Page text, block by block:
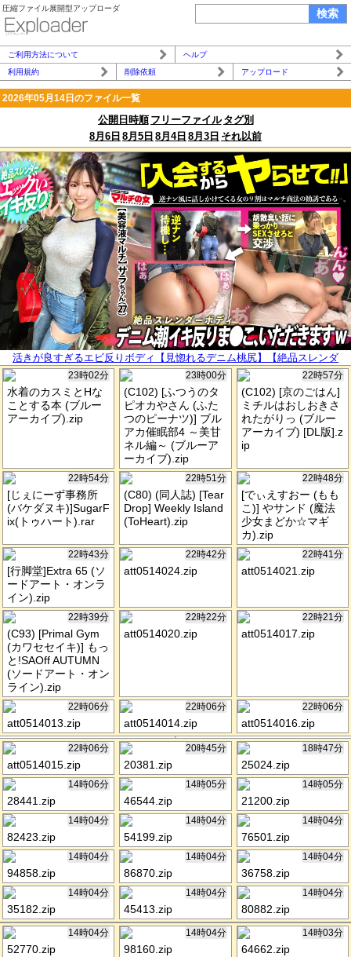
圧縮ファイル展開型アップローダ
ご利用方法について
ヘルプ
利用規約
削除依頼 アップロード
2026年05月14日のファイル一覧
公開日時順 フリーファイル タグ別
8月6日 8月5日 8月4日 8月3日 それ以前
活きが良すぎるエビ反りボディ【見惚れるデニム桃尻】【絶品スレンダ
ー】カワイイ笑顔と際立つボディラインについてったら「肌綺麗な方がモ
テますよ～」って美容液を売りつけてきました。。問答無用でひん剥くと
ご馳走乳首がこんにちはwwしゃぶり尽くしたら潮でテカったシズルま●こ
にブチ込み猛ピス。イキ反るたび締まるキツキツま●こ最高でしたww ：ca
se.66
23時02分
水着のカスミとHな
ことする本 (ブルー
アーカイブ).zip
23時00分
(C102) [ふつうのタ
ピオカやさん (ふた
つのピーナツ)] ブル
アカ催眠部4 ～美甘
ネル編～ (ブルーア
ーカイブ).zip
22時57分
(C102) [京のごはん]
ミチルはおしおきさ
れたがりっ (ブルー
アーカイブ) [DL版].z
ip
22時54分
[じぇにーず事務所
(バケダヌキ)]SugarF
ix(トゥハート).rar
22時51分
(C80) (同人誌) [Tear
Drop] Weekly Island
(ToHeart).zip
22時48分
[でぃえすおー (もも
こ)] やサンド (魔法
少女まどか☆マギ
カ).zip
22時43分
[行脚堂]Extra 65 (ソ
ードアート・オンラ
イン).zip
22時42分
att0514024.zip
22時41分
att0514021.zip
22時39分
(C93) [Primal Gym
(カワセセイキ)] もっ
と!SAOff AUTUMN
(ソードアート・オン
ライン).zip
22時22分
att0514020.zip
22時21分
att0514017.zip
22時06分
att0514013.zip
22時06分
att0514014.zip
22時06分
att0514016.zip
22時06分
att0514015.zip
20時45分
20381.zip
18時47分
25024.zip
14時06分
28441.zip
14時05分
46544.zip
14時05分
21200.zip
14時04分
82423.zip
14時04分
54199.zip
14時04分
76501.zip
14時04分
94858.zip
14時04分
86870.zip
14時04分
36758.zip
14時04分
35182.zip
14時04分
45413.zip
14時04分
80882.zip
14時04分
52770.zip
14時04分
98160.zip
14時03分
64662.zip